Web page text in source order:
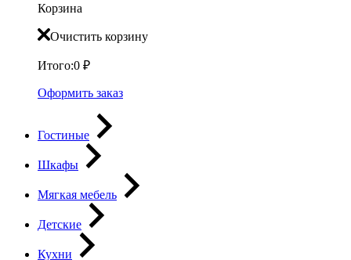
Корзина
Очистить корзину
Итого:0 ₽
Оформить заказ
Гостиные
Шкафы
Мягкая мебель
Детские
Кухни